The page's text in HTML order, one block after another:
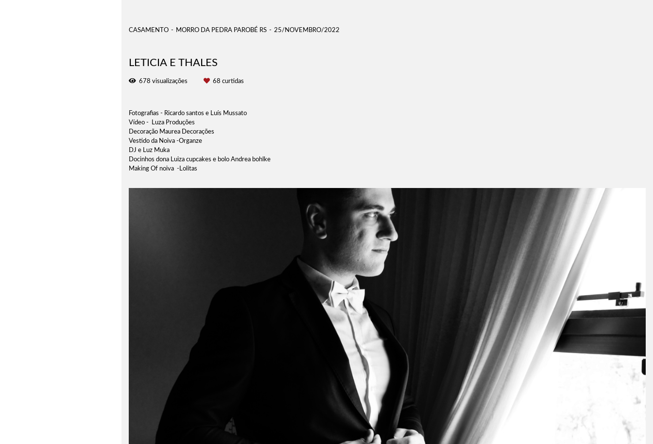
CASAMENTO MORRO DA PEDRA PAROBÉ RS 25/NOVEMBRO/2022
LETICIA E THALES
678 visualizações 68 curtidas
Fotografias - Ricardo santos e Luís Mussato
Vídeo - Luza Produções
Decoração Maurea Decorações
Vestido da Noiva -Organze
DJ e Luz Muka
Docinhos dona Luiza cupcakes e bolo Andrea bohlke
Making Of noiva -Lolitas